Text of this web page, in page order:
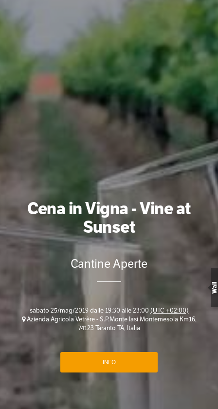
Cena in Vigna - Vine at
Sunset
Cantine Aperte
sabato 25/mag/2019 dalle 19:30 alle 23:00 (UTC +02:00)
Azienda Agricola Vetrère - S.P.Monte Iasi Montemesola Km16,
74123 Taranto TA, Italia
INFO
Wall